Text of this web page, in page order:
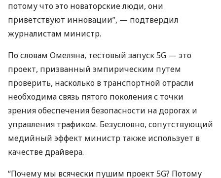
потому что это новаторские люди, они
приветствуют инновации”, — подтвердил
журналистам министр.
По словам Омеляна, тестовый запуск 5G — это
проект, призванный эмпирическим путем
проверить, насколько в транспортной отрасли
необходима связь пятого поколения с точки
зрения обеспечения безопасности на дорогах и
управления трафиком. Безусловно, сопутствующий
медийный эффект министр также использует в
качестве драйвера.
“Почему мы всячески пушим проект 5G? Потому